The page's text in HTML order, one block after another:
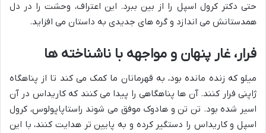
حتی دکتر کرول اسپل را از بین ببرد. این اعتراف، وحشت را در دل
همدستانش می اندازد و گره های جدیدی به داستان می افزاید.
فرار، غار پنهان و مواجهه با ناشناخته ها
میلو که زنده مانده بود، به قهرمانان ما کمک می کند تا از پناهگاه
ژاپنی فرار کنند. آن ها پناهگاهی را پیدا می کنند که کاریداس در آن
اسیر شده بود. تن تن و هادوک موفق می شوند راستاپاپولوس، کرول
اسپل و کاریداس را دستگیر کرده و به پایین تر هدایت کنند، با این